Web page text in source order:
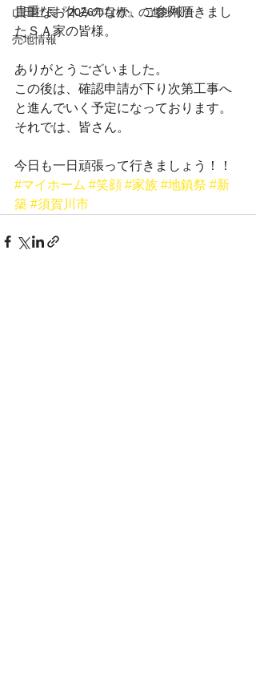
山田社長『2026年目標』の進捗報告
売地情報
貴重なお休みのなか、ご参列頂きまし
たＳＡ家の皆様。
ありがとうございました。
この後は、確認申請が下り次第工事へ
と進んでいく予定になっております。
それでは、皆さん。
今日も一日頑張って行きましょう！！
#マイホーム #笑顔 #家族 #地鎮祭 #新
築 #須賀川市